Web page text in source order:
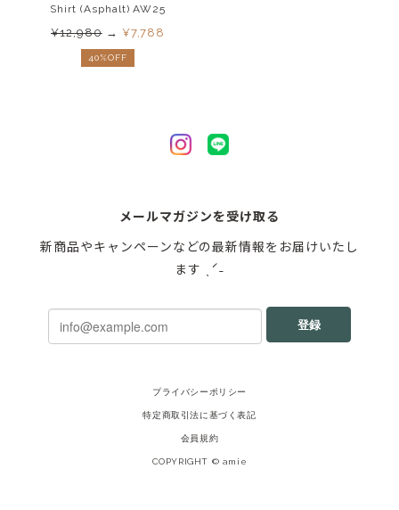
Shirt (Asphalt) AW25
¥12,980→ ¥7,788
40%OFF
メールマガジンを受け取る
新商品やキャンペーンなどの最新情報をお届けいたし
ます ˎˊ˗
登録
プライバシーポリシー
特定商取引法に基づく表記
会員規約
COPYRIGHT © amie